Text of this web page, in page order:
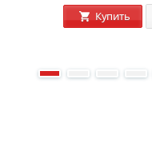
Купить